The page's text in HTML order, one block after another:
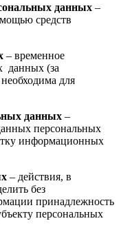
данных –
средств
– временное
данных (за
для
данных –
персональных
информационных
– действия, в
без
принадлежность
персональных